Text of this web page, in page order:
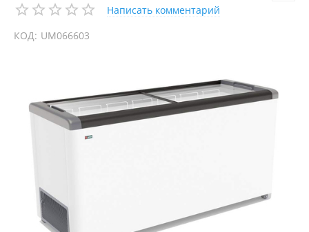
Написать комментарий
КОД: UM066603